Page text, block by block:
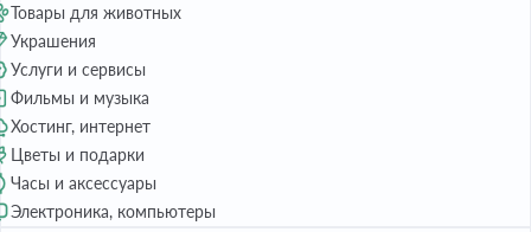
Товары для животных
Украшения
Услуги и сервисы
Фильмы и музыка
Хостинг, интернет
Цветы и подарки
Часы и аксессуары
Электроника, компьютеры